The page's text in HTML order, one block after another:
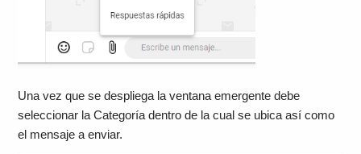
Una vez que se despliega la ventana emergente debe
seleccionar la Categoría dentro de la cual se ubica así como
el mensaje a enviar.